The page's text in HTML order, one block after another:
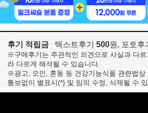
후기 적립금 텍스트후기 500원, 포토후
※구매후기는 주관적인 의견으로 사실과 다
라 다르게 해석될 수 있습니다.
※광고, 오인, 혼동 등 건강기능식품 관련법상
통보없이 별표시(*) 및 임의 수정, 삭제될 수